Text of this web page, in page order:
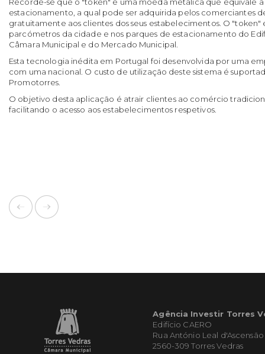
estacionamento, a qual pode ser adquirida pelos comerciantes
gratuitamente aos clientes dos seus estabelecimentos. O "token"
parcómetros da cidade e nos parques de estacionamento do
Câmara Municipal e do Mercado Municipal.
Esta tecnologia inédita em Portugal foi desenvolvida por uma
com uma nacional. O custo de utilização deste sistema é
Promotorres.
O objetivo desta aplicação é atrair clientes ao comércio
facilitando o acesso aos estabelecimentos respetivos.
Agência Investir Torres
Edifício CAERO
Rua António Leal d'Ascensão
2560-309 Torres Vedras